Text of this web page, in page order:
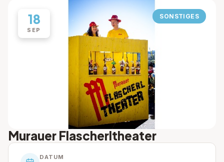
18
SEP
SONSTIGES
Murauer Flascherltheater
DATUM